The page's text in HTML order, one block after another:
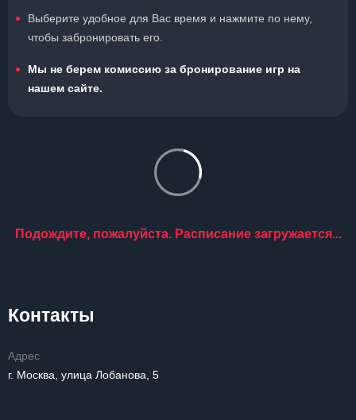
Выберите удобное для Вас время и нажмите по нему,
чтобы забронировать его.
Мы не берем комиссию за бронирование игр на
нашем сайте.
Подождите, пожалуйста. Расписание загружается...
Контакты
Адрес
г. Москва, улица Лобанова, 5